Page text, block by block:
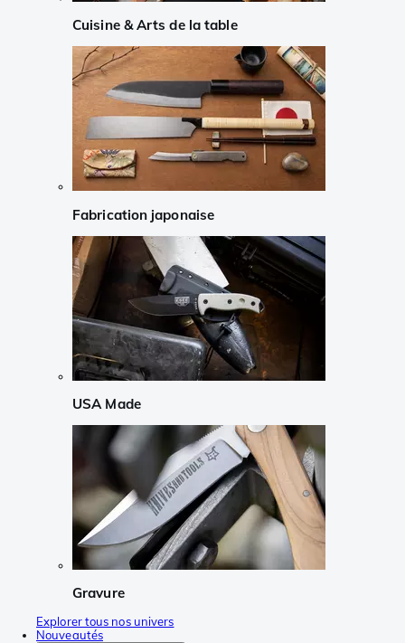
Cuisine & Arts de la table
Fabrication japonaise
USA Made
Gravure
Explorer tous nos univers
Nouveautés